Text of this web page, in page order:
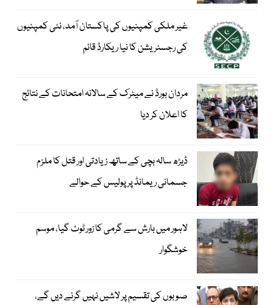
غیر ملکی کمپنیوں کی پاکستان آمد، نئی کمپنیوں
کی رجسٹریشن کا نیا ریکارڈ قائم
مردان بورڈ نے میٹرک کے سالانہ امتحانات کے نتائج
کا اعلان کر دیا
ڈیڑھ سالہ بچی کے ساتھ زیادتی اور قتل کا ملزم
جسمانی ریمانڈ پر پولیس کے حوالے
لاہور میں بارش سے گرمی کا زور ٹوٹ گیا، موسم
خوشگوار
صوبوں کی تقسیم پر لاشیں نہیں گرنے دیں گے،